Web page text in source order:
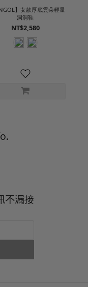
】女款厚底雲朵輕量
洞洞鞋
NT$2,580
不漏接